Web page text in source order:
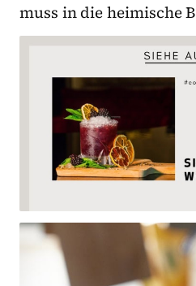
muss in die heimische